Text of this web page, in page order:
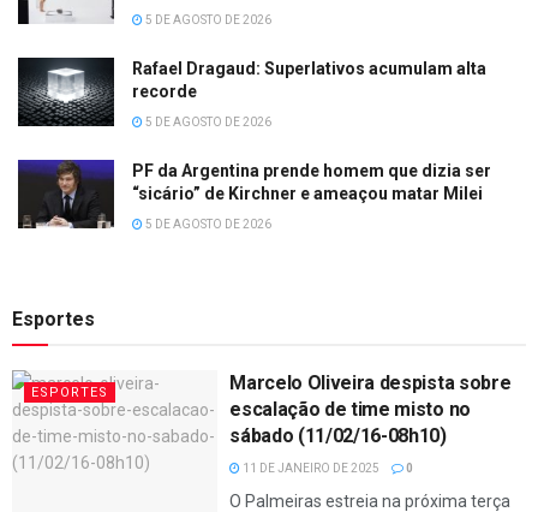
5 DE AGOSTO DE 2026
Rafael Dragaud: Superlativos acumulam alta
recorde
5 DE AGOSTO DE 2026
PF da Argentina prende homem que dizia ser
“sicário” de Kirchner e ameaçou matar Milei
5 DE AGOSTO DE 2026
Esportes
ESPORTES
Marcelo Oliveira despista sobre
escalação de time misto no
sábado (11/02/16-08h10)
11 DE JANEIRO DE 2025 0
O Palmeiras estreia na próxima terça